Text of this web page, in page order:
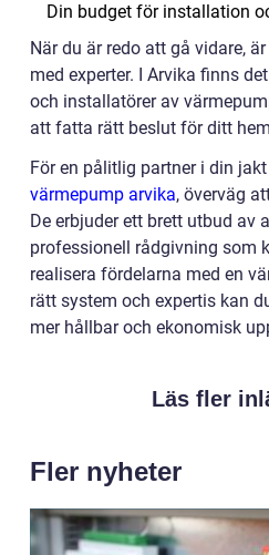
Din budget för installation
När du är redo att gå vidare,
med experter. I Arvika finns
och installatörer av
att fatta rätt beslut för ditt
För en pålitlig partner i din
värmepump arvika, överväg
De erbjuder ett brett utbud av
professionell rådgivning som
realisera fördelarna med en
rätt system och expertis kan
mer hållbar och ekonomisk
Läs fler
Fler nyheter